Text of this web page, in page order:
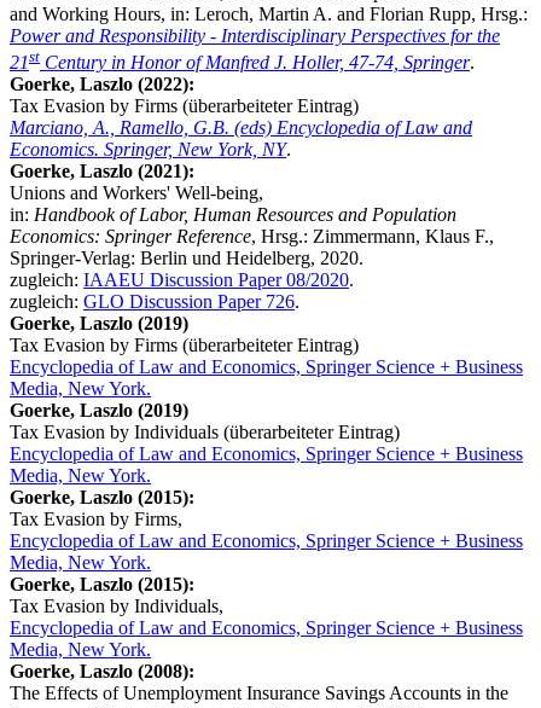
and Working Hours, in: Leroch, Martin A. and Florian Rupp, Hrsg.:
Power and Responsibility - Interdisciplinary Perspectives for the
21st Century in Honor of Manfred J. Holler, 47-74, Springer.
Goerke, Laszlo (2022):
Tax Evasion by Firms (überarbeiteter Eintrag)
Marciano, A., Ramello, G.B. (eds) Encyclopedia of Law and
Economics. Springer, New York, NY.
Goerke, Laszlo (2021):
Unions and Workers' Well-being,
in: Handbook of Labor, Human Resources and Population
Economics: Springer Reference, Hrsg.: Zimmermann, Klaus F.,
Springer-Verlag: Berlin und Heidelberg, 2020.
zugleich: IAAEU Discussion Paper 08/2020.
zugleich: GLO Discussion Paper 726.
Goerke, Laszlo (2019)
Tax Evasion by Firms (überarbeiteter Eintrag)
Encyclopedia of Law and Economics, Springer Science + Business
Media, New York.
Goerke, Laszlo (2019)
Tax Evasion by Individuals (überarbeiteter Eintrag)
Encyclopedia of Law and Economics, Springer Science + Business
Media, New York.
Goerke, Laszlo (2015):
Tax Evasion by Firms,
Encyclopedia of Law and Economics, Springer Science + Business
Media, New York.
Goerke, Laszlo (2015):
Tax Evasion by Individuals,
Encyclopedia of Law and Economics, Springer Science + Business
Media, New York.
Goerke, Laszlo (2008):
The Effects of Unemployment Insurance Savings Accounts in the